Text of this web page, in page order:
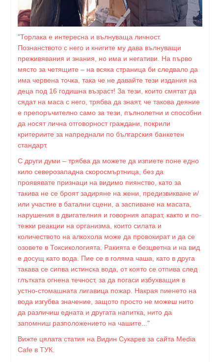
"Торлака е интересна и вълнуваща личност.
Познанството с него и книгите му дава вълнуващи
преживявания и знания, но има и негативи. На първо
място за четящите – на всяка страница би следвало да
има червена точка, така че не давайте тези издания на
деца под 16 годишна възраст! За тези, които смятат да
сядат на маса с него, трябва да знаят, че такова деяние
е препоръчително само за тези, пълнолетни и способни
да носят лична отговорност граждани, покрили
критериите за напреднали по българския банкетен
стандарт.
С други думи – трябва да можете да изпиете поне едно
кило северозападна скоросмъртница, без да
проявявате признаци на видимо пиянство, като за
такива не се броят задиряне на жени, предизвикване и/
или участие в батални сцени, а заспиване на масата,
нарушения в двигателния и говорния апарат, както и по-
тежки реакции на организма, които силата и
количеството на алкохола може да провокират и да се
озовете в Токсикологията. Ракията е безцветна и на вид
е досущ като вода. Пие се в голяма чаша, като в друга
такава се сипва истинска вода, от която се отпива след
глътката огнена течност, за да погаси избухващия в
устно-стомашната лигавица пожар. Накрая пиенето на
вода изгубва значение, защото просто не можеш нито
да различиш едната и другата напитка, нито да
запомниш разположението на чашите..."
Вижте цялата статия на Видин Сукарев за сайта Media
Cafe в ТУК.